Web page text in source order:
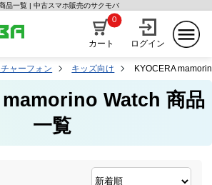
品一覧 | 中古スマホ販売のサクモバ
カート
0
ログイン
ャーフォン キッズ向け KYOCERA
Watch 商品
一覧